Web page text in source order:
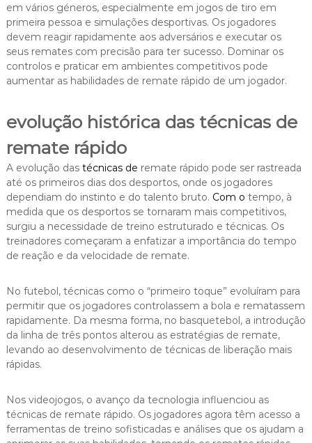
em vários géneros, especialmente em jogos de tiro em
primeira pessoa e simulações desportivas. Os jogadores
devem reagir rapidamente aos adversários e executar os
seus remates com precisão para ter sucesso. Dominar os
controlos e praticar em ambientes competitivos pode
aumentar as habilidades de remate rápido de um jogador.
evolução histórica das técnicas de
remate rápido
A evolução das técnicas de remate rápido pode ser rastreada
até os primeiros dias dos desportos, onde os jogadores
dependiam do instinto e do talento bruto. Com o tempo, à
medida que os desportos se tornaram mais competitivos,
surgiu a necessidade de treino estruturado e técnicas. Os
treinadores começaram a enfatizar a importância do tempo
de reação e da velocidade de remate.
No futebol, técnicas como o “primeiro toque” evoluíram para
permitir que os jogadores controlassem a bola e rematassem
rapidamente. Da mesma forma, no basquetebol, a introdução
da linha de três pontos alterou as estratégias de remate,
levando ao desenvolvimento de técnicas de liberação mais
rápidas.
Nos videojogos, o avanço da tecnologia influenciou as
técnicas de remate rápido. Os jogadores agora têm acesso a
ferramentas de treino sofisticadas e análises que os ajudam a